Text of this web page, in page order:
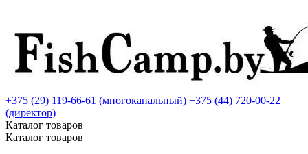
+375 (29) 119-66-61 (многоканальный) +375 (44) 720-00-22
(директор)
Каталог товаров
Каталог товаров